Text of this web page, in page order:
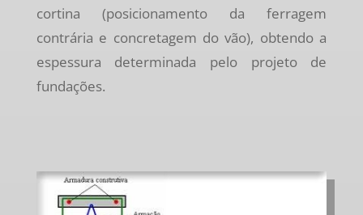
cortina (posicionamento da ferragem
contrária e concretagem do vão), obtendo a
espessura determinada pelo projeto de
fundações.